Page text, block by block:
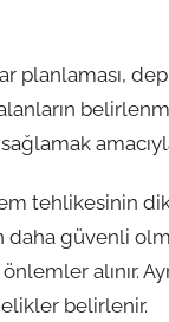
planlaması,
sağlamak
tehlikesinin
daha güvenli
alınır.
belirlenir.